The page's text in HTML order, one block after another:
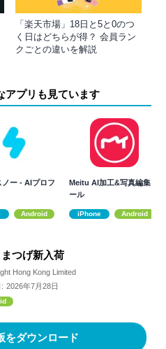
「楽天市場」18日と5と0のつ
く日はどちらが得？ 会員ラン
クごとの違いを解説
アプリも見ています
ノー - AIプロフ
Android
Meitu AI加工&写真編集ツ
ール
iPhone Android
つげ新入荷
Hong Kong Limited
2026年7月28日
をダウンロード